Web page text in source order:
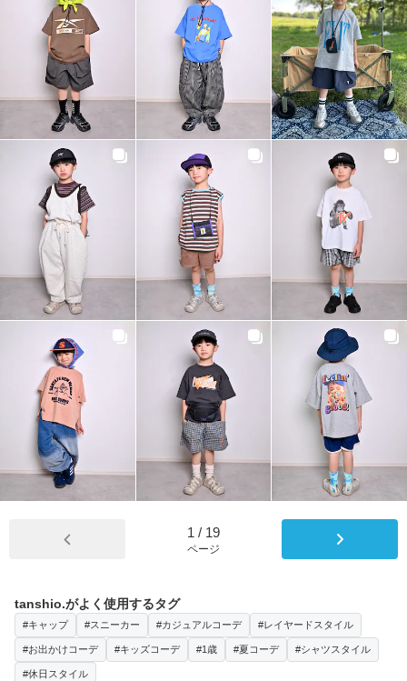
1 / 19
ページ
tanshio.がよく使用するタグ
#キャップ #スニーカー #カジュアルコーデ #レイヤードスタイル
#お出かけコーデ #キッズコーデ #1歳 #夏コーデ #シャツスタイル
#休日スタイル